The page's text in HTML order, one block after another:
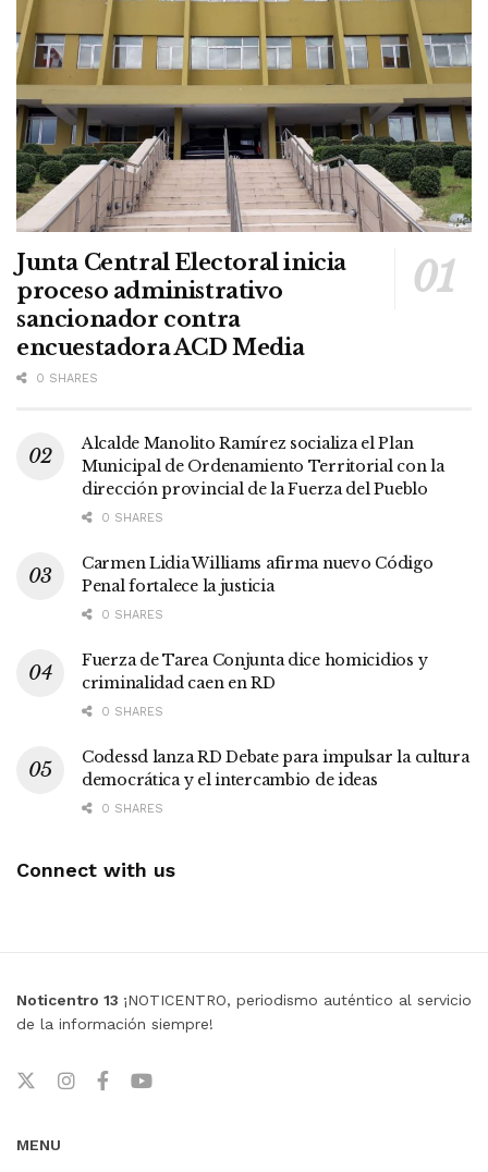
Junta Central Electoral inicia
proceso administrativo
sancionador contra
encuestadora ACD Media
0 SHARES
Alcalde Manolito Ramírez socializa el Plan
Municipal de Ordenamiento Territorial con la
dirección provincial de la Fuerza del Pueblo
0 SHARES
Carmen Lidia Williams afirma nuevo Código
Penal fortalece la justicia
0 SHARES
Fuerza de Tarea Conjunta dice homicidios y
criminalidad caen en RD
0 SHARES
Codessd lanza RD Debate para impulsar la cultura
democrática y el intercambio de ideas
0 SHARES
Connect with us
Noticentro 13 ¡NOTICENTRO, periodismo auténtico al servicio
de la información siempre!
MENU